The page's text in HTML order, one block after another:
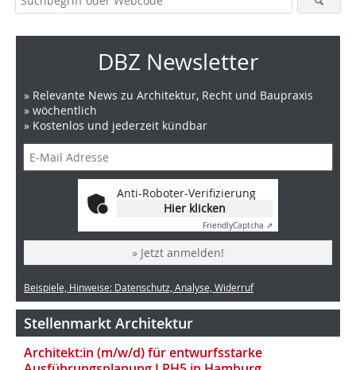
DBZ Newsletter
» Relevante News zu Architektur, Recht und Baupraxis
» wöchentlich
» Kostenlos und jederzeit kündbar
Anti-Roboter-Verifizierung
Hier klicken
FriendlyCaptcha ⇗
» Jetzt anmelden!
Beispiele, Hinweise: Datenschutz, Analyse, Widerruf
Stellenmarkt Architektur
Architekt:in (m/w/d) für entwurfsstarke